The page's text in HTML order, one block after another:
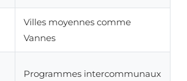
Villes moyennes comme
Vannes
Programmes intercommunaux